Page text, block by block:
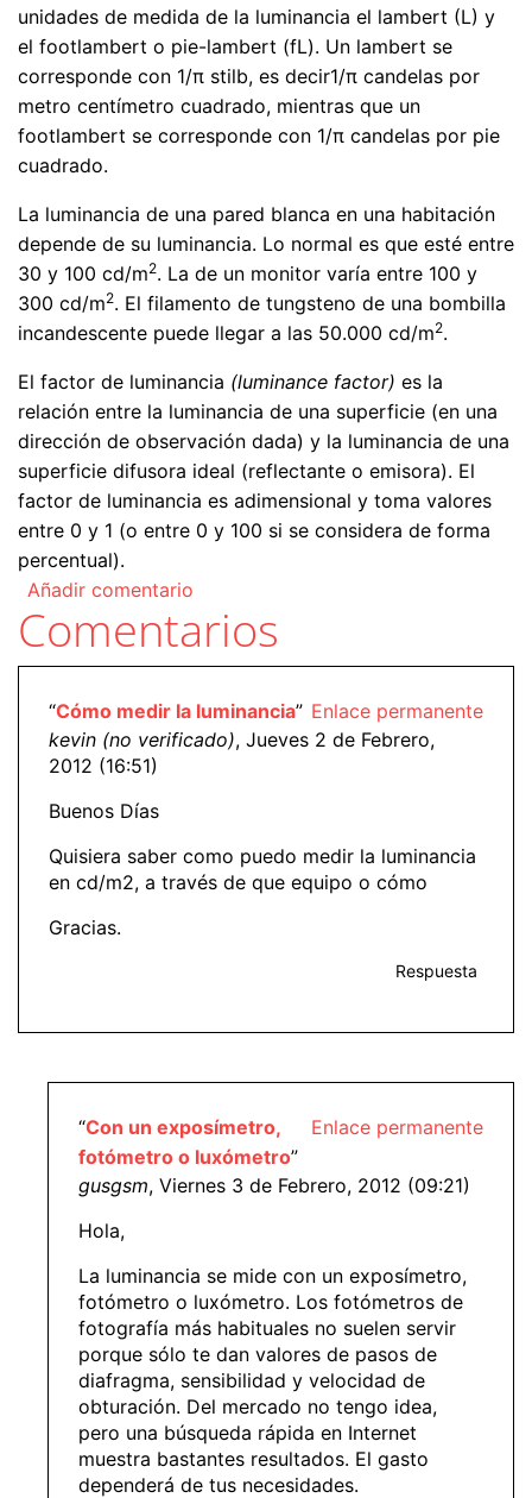
unidades de medida de la luminancia el lambert (L) y
el footlambert o pie-lambert (fL). Un lambert se
corresponde con 1/π stilb, es decir1/π candelas por
metro centímetro cuadrado, mientras que un
footlambert se corresponde con 1/π candelas por pie
cuadrado.
La luminancia de una pared blanca en una habitación
depende de su luminancia. Lo normal es que esté entre
30 y 100 cd/m2. La de un monitor varía entre 100 y
300 cd/m2. El filamento de tungsteno de una bombilla
incandescente puede llegar a las 50.000 cd/m2.
El factor de luminancia (luminance factor) es la
relación entre la luminancia de una superficie (en una
dirección de observación dada) y la luminancia de una
superficie difusora ideal (reflectante o emisora). El
factor de luminancia es adimensional y toma valores
entre 0 y 1 (o entre 0 y 100 si se considera de forma
percentual).
Añadir comentario
Comentarios
Enlace permanente
“Cómo medir la luminancia”
kevin (no verificado), Jueves 2 de Febrero,
2012 (16:51)
Buenos Días
Quisiera saber como puedo medir la luminancia
en cd/m2, a través de que equipo o cómo
Gracias.
Respuesta
Enlace permanente
“Con un exposímetro,
fotómetro o luxómetro”
gusgsm, Viernes 3 de Febrero, 2012 (09:21)
Hola,
La luminancia se mide con un exposímetro,
fotómetro o luxómetro. Los fotómetros de
fotografía más habituales no suelen servir
porque sólo te dan valores de pasos de
diafragma, sensibilidad y velocidad de
obturación. Del mercado no tengo idea,
pero una búsqueda rápida en Internet
muestra bastantes resultados. El gasto
dependerá de tus necesidades.